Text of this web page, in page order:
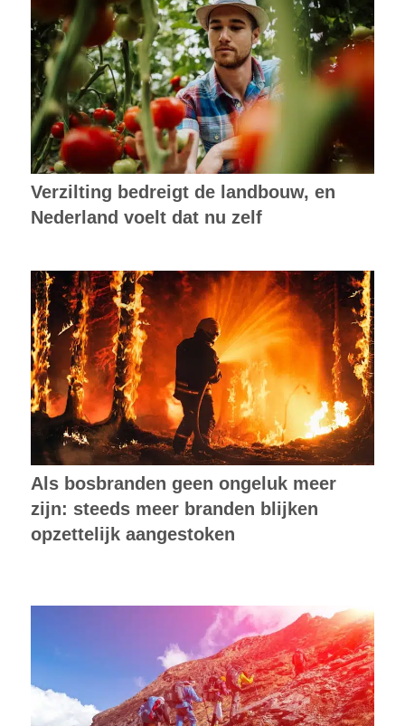
Verzilting bedreigt de landbouw, en
Nederland voelt dat nu zelf
Als bosbranden geen ongeluk meer
zijn: steeds meer branden blijken
opzettelijk aangestoken